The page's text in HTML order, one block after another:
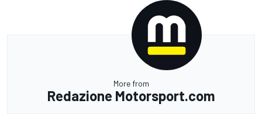
More from
Redazione Motorsport.com